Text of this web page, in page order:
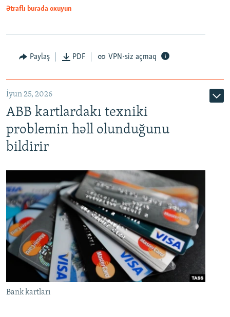
Auto 240p 360p 480p
720p 1080p
Ətraflı burada oxuyun
Paylaş PDF VPN-siz açmaq
İyun 25, 2026
ABB kartlardakı texniki
problemin həll olunduğunu
bildirir
Bank kartları